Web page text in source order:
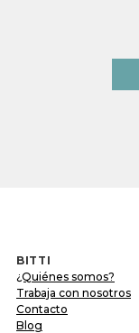
BITTI
¿Quiénes somos?
Trabaja con nosotros
Contacto
Blog